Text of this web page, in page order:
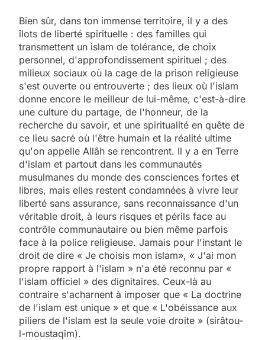
Bien sûr, dans ton immense territoire, il y a des
îlots de liberté spirituelle : des familles qui
transmettent un islam de tolérance, de choix
personnel, d'approfondissement spirituel ; des
milieux sociaux où la cage de la prison religieuse
s'est ouverte ou entrouverte ; des lieux où l'islam
donne encore le meilleur de lui-même, c'est-à-dire
une culture du partage, de l'honneur, de la
recherche du savoir, et une spiritualité en quête de
ce lieu sacré où l'être humain et la réalité ultime
qu'on appelle Allâh se rencontrent. Il y a en Terre
d'islam et partout dans les communautés
musulmanes du monde des consciences fortes et
libres, mais elles restent condamnées à vivre leur
liberté sans assurance, sans reconnaissance d'un
véritable droit, à leurs risques et périls face au
contrôle communautaire ou bien même parfois
face à la police religieuse. Jamais pour l'instant le
droit de dire « Je choisis mon islam», « J'ai mon
propre rapport à l'islam » n'a été reconnu par «
l'islam officiel » des dignitaires. Ceux-là au
contraire s'acharnent à imposer que « La doctrine
de l'islam est unique » et que « L'obéissance aux
piliers de l'islam est la seule voie droite » (sirâtou-
l-moustaqîm).